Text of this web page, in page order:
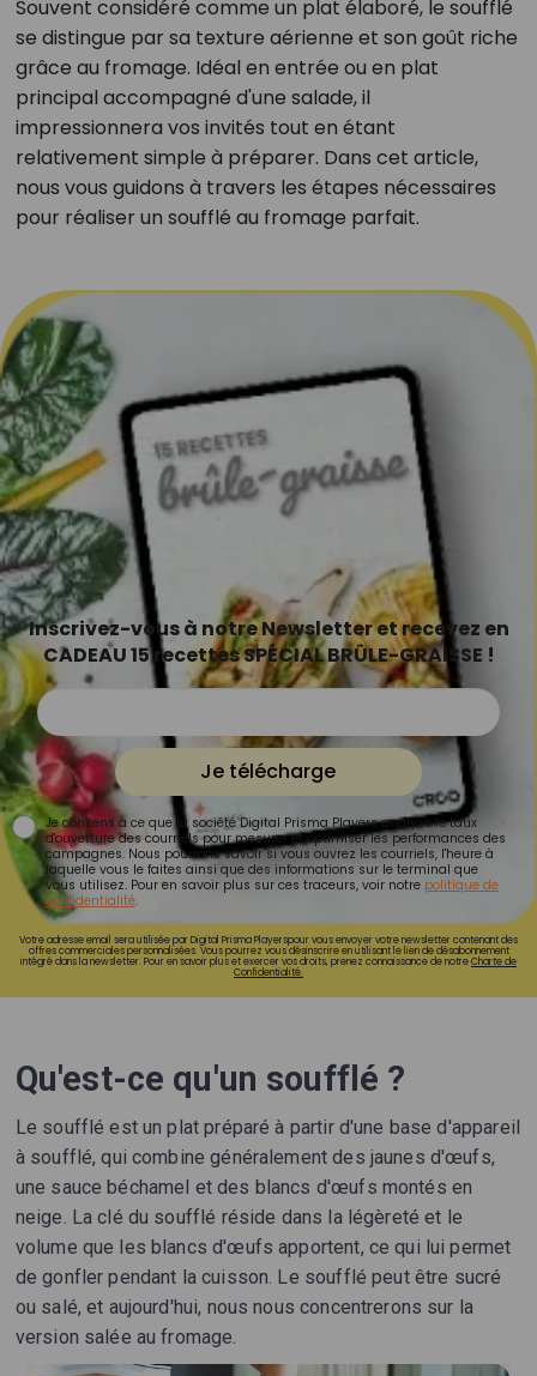
Souvent considéré comme un plat élaboré, le soufflé
se distingue par sa texture aérienne et son goût riche
grâce au fromage. Idéal en entrée ou en plat
principal accompagné d'une salade, il
impressionnera vos invités tout en étant
relativement simple à préparer. Dans cet article,
nous vous guidons à travers les étapes nécessaires
pour réaliser un soufflé au fromage parfait.
Inscrivez-vous à notre Newsletter et recevez en
CADEAU 15 recettes SPÉCIAL BRÛLE-GRAISSE !
Je télécharge
Je consens à ce que la société Digital Prisma Players analyse le taux
d'ouverture des courriels pour mesurer et optimiser les performances des
campagnes. Nous pourrons savoir si vous ouvrez les courriels, l'heure à
laquelle vous le faites ainsi que des informations sur le terminal que
vous utilisez. Pour en savoir plus sur ces traceurs, voir notre politique de
confidentialité.
Votre adresse email sera utilisée par Digital Prisma Playerspour vous envoyer votre newsletter contenant des
offres commerciales personnalisées. Vous pourrez vous désinscrire en utilisant le lien de désabonnement
intégré dans la newsletter. Pour en savoir plus et exercer vos droits, prenez connaissance de notreCharte de
Confidentialité.
Qu'est-ce qu'un soufflé ?
Le soufflé est un plat préparé à partir d'une base d'appareil
à soufflé, qui combine généralement des jaunes d'œufs,
une sauce béchamel et des blancs d'œufs montés en
neige. La clé du soufflé réside dans la légèreté et le
volume que les blancs d'œufs apportent, ce qui lui permet
de gonfler pendant la cuisson. Le soufflé peut être sucré
ou salé, et aujourd'hui, nous nous concentrerons sur la
version salée au fromage.